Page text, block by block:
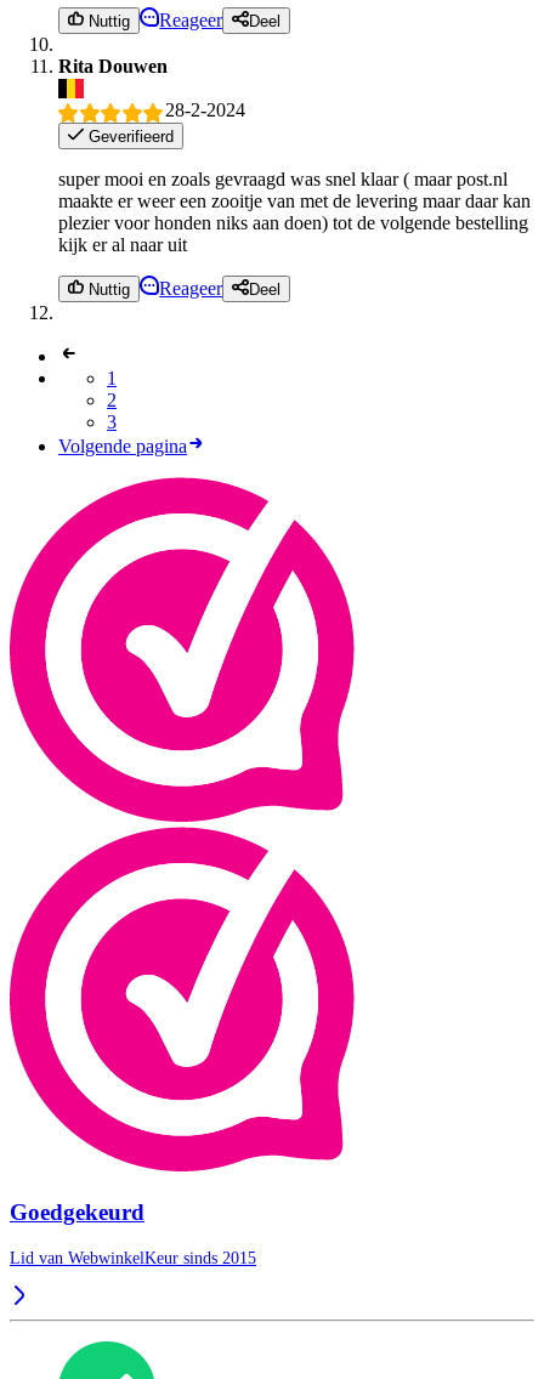
Nuttig Reageer Deel
Rita Douwen
28-2-2024
Geverifieerd
super mooi en zoals gevraagd was snel klaar ( maar post.nl
maakte er weer een zooitje van met de levering maar daar kan
plezier voor honden niks aan doen) tot de volgende bestelling
kijk er al naar uit
Nuttig Reageer Deel
1
2
3
Volgende pagina
Goedgekeurd
Lid van WebwinkelKeur sinds 2015